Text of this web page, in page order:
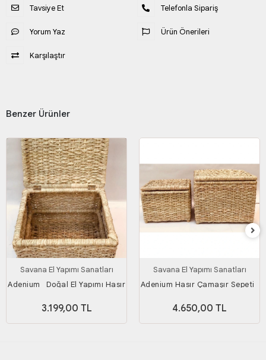
Tavsiye Et
Yorum Yaz
Karşılaştır
Telefonla Sipariş
Ürün Önerileri
Benzer Ürünler
Savana El Yapımı Sanatları
Adenium_ Doğal El Yapımı Hasır
3.199,00 TL
Savana El Yapımı Sanatları
Adenium Hasır Çamaşır Sepeti_
4.650,00 TL